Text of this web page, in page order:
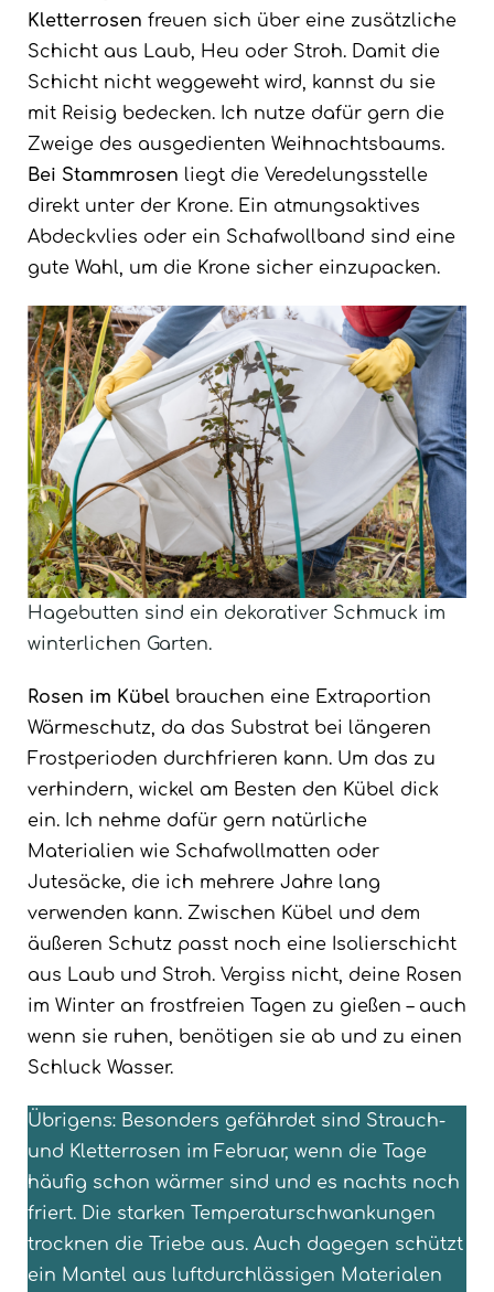
Kletterrosen freuen sich über eine zusätzliche
Schicht aus Laub, Heu oder Stroh. Damit die
Schicht nicht weggeweht wird, kannst du sie
mit Reisig bedecken. Ich nutze dafür gern die
Zweige des ausgedienten Weihnachtsbaums.
Bei Stammrosen liegt die Veredelungsstelle
direkt unter der Krone. Ein atmungsaktives
Abdeckvlies oder ein Schafwollband sind eine
gute Wahl, um die Krone sicher einzupacken.
Hagebutten sind ein dekorativer Schmuck im
winterlichen Garten.
Rosen im Kübel brauchen eine Extraportion
Wärmeschutz, da das Substrat bei längeren
Frostperioden durchfrieren kann. Um das zu
verhindern, wickel am Besten den Kübel dick
ein. Ich nehme dafür gern natürliche
Materialien wie Schafwollmatten oder
Jutesäcke, die ich mehrere Jahre lang
verwenden kann. Zwischen Kübel und dem
äußeren Schutz passt noch eine Isolierschicht
aus Laub und Stroh. Vergiss nicht, deine Rosen
im Winter an frostfreien Tagen zu gießen – auch
wenn sie ruhen, benötigen sie ab und zu einen
Schluck Wasser.
Übrigens: Besonders gefährdet sind Strauch-
und Kletterrosen im Februar, wenn die Tage
häufig schon wärmer sind und es nachts noch
friert. Die starken Temperaturschwankungen
trocknen die Triebe aus. Auch dagegen schützt
ein Mantel aus luftdurchlässigen Materialen